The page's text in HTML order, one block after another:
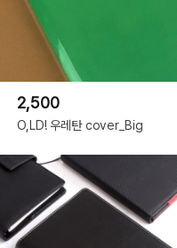
2,500
O,LD! 우레탄 cover_Big